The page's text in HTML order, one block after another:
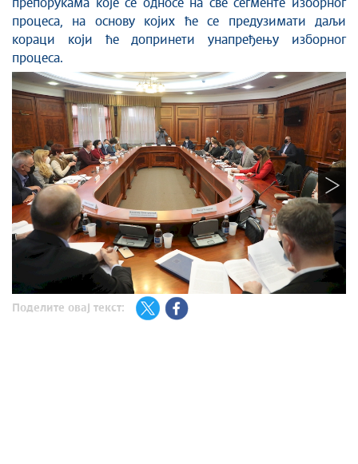
препорукама које се односе на све сегменте изборног
процеса, на основу којих ће се предузимати даљи
кораци који ће допринети унапређењу изборног
процеса.
Поделите овај текст: